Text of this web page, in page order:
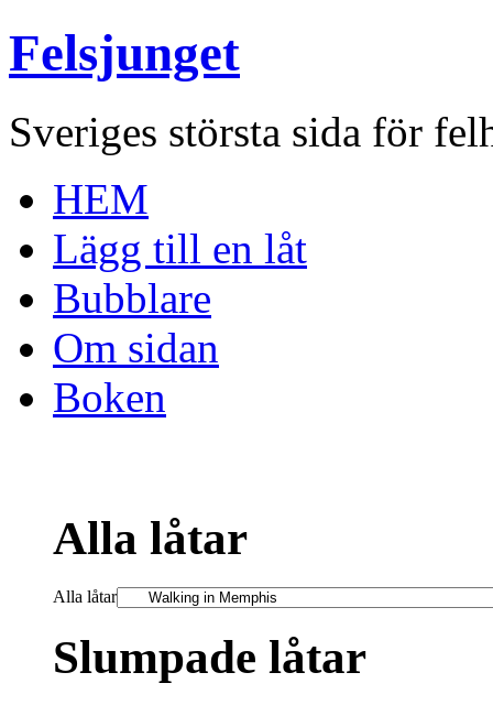
Felsjunget
Sveriges största sida för
HEM
Lägg till en låt
Bubblare
Om sidan
Boken
Alla låtar
Alla låtar
Slumpade låtar